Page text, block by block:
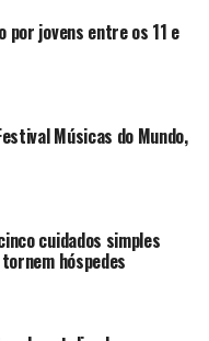
jovens entre os 11 e
Músicas do Mundo,
cuidados simples
hóspedes